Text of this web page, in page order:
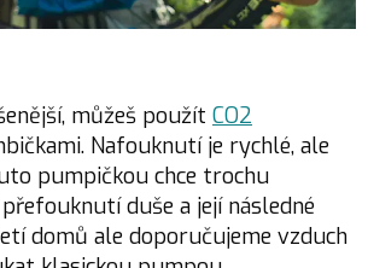
můžeš použít CO2
Nafouknutí je rychlé, ale
pumpičkou chce trochu
duše a její následné
domů ale doporučujeme vzduch